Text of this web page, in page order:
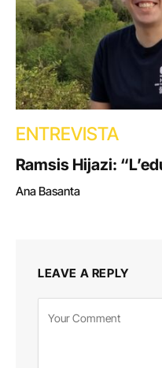
ENTREVISTA
Ramsis Hijazi:
Ana Basanta
LEAVE A REPLY